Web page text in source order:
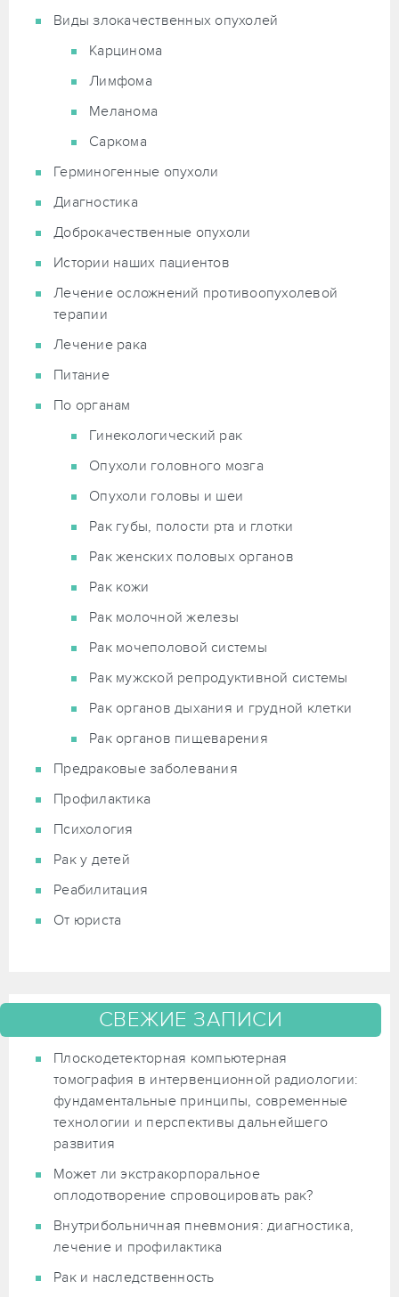
Виды злокачественных опухолей
Карцинома
Лимфома
Меланома
Саркома
Герминогенные опухоли
Диагностика
Доброкачественные опухоли
Истории наших пациентов
Лечение осложнений противоопухолевой
терапии
Лечение рака
Питание
По органам
Гинекологический рак
Опухоли головного мозга
Опухоли головы и шеи
Рак губы, полости рта и глотки
Рак женских половых органов
Рак кожи
Рак молочной железы
Рак мочеполовой системы
Рак мужской репродуктивной системы
Рак органов дыхания и грудной клетки
Рак органов пищеварения
Предраковые заболевания
Профилактика
Психология
Рак у детей
Реабилитация
От юриста
СВЕЖИЕ ЗАПИСИ
Плоскодетекторная компьютерная
томография в интервенционной радиологии:
фундаментальные принципы, современные
технологии и перспективы дальнейшего
развития
Может ли экстракорпоральное
оплодотворение спровоцировать рак?
Внутрибольничная пневмония: диагностика,
лечение и профилактика
Рак и наследственность